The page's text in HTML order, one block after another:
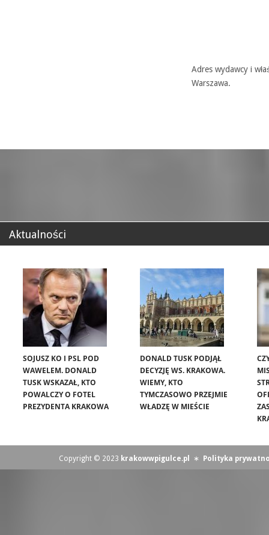
Adres wydawcy i
Warszawa.
Aktualności
SOJUSZ KO I PSL POD
WAWELEM. DONALD
TUSK WSKAZAŁ, KTO
POWALCZY O FOTEL
PREZYDENTA KRAKOWA
DONALD TUSK PODJĄŁ
DECYZJĘ WS. KRAKOWA.
WIEMY, KTO
TYMCZASOWO PRZEJMIE
WŁADZĘ W MIEŚCIE
Copyright © 2023 krakowwpigulce.pl ∗ Polityka